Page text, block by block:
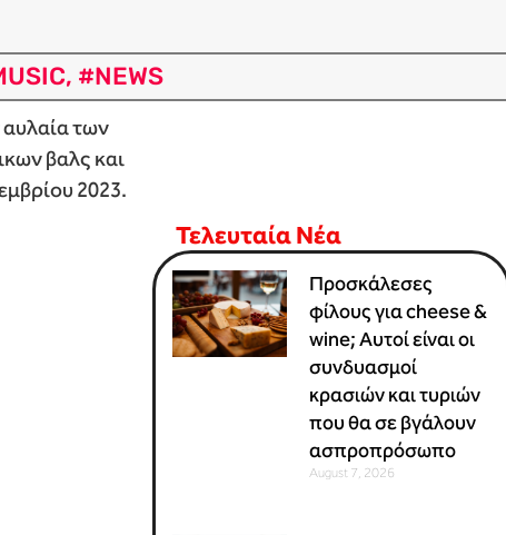
, #NEWS
αυλαία των
βαλς και
2023.
Τελευταία Νέα
Προσκάλεσες
φίλους για cheese &
wine; Αυτοί είναι οι
συνδυασμοί
κρασιών και τυριών
που θα σε βγάλουν
ασπροπρόσωπο
August 7, 2026